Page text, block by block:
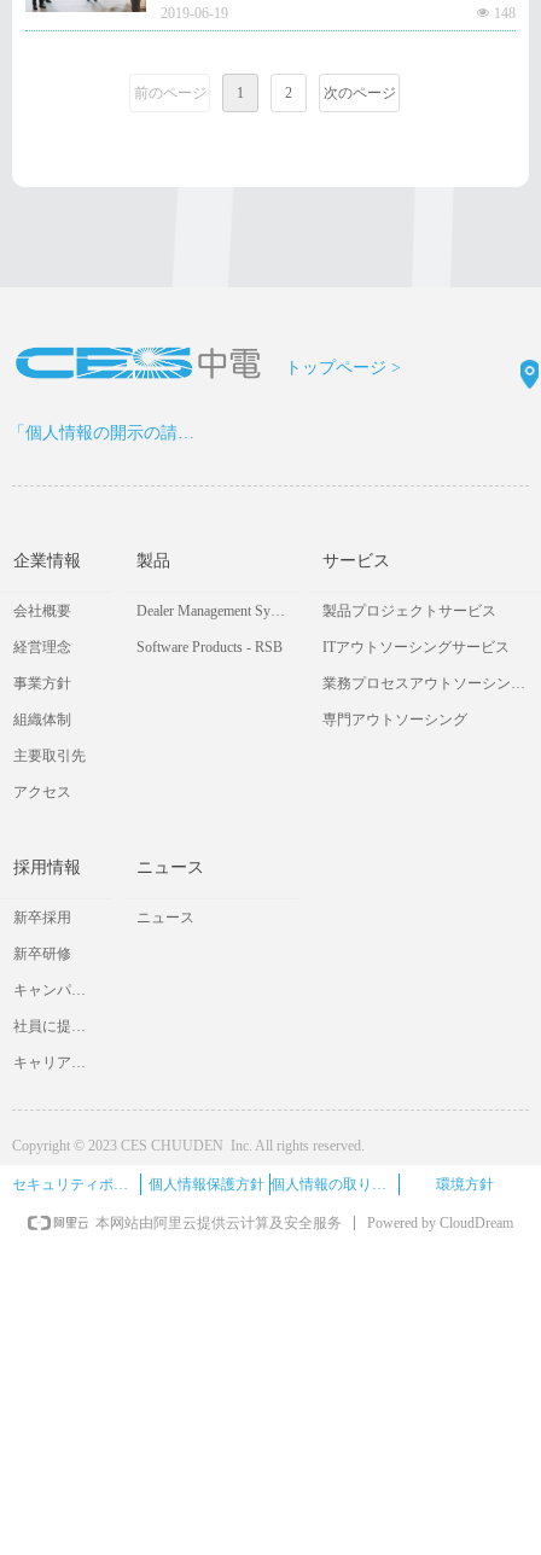
넶 148
2019-06-19
前のページ 1 2 次のページ
会社概要
経営理念
事業方針
組織体制
主要取引先
アクセス
企業情報
Dealer Management System
Software Products - RSB
製品
製品プロジェクトサービス
ITアウトソーシングサービス
業務プロセスアウトソーシングサービス
専門アウトソーシング
サービス
新卒採用
新卒研修
キャンパス交流会
社員に提供したいと考えていること
キャリア採用情報
採用情報
ニュース
ニュース
Copyright © 2023 CES CHUUDEN Inc. All rights reserved.
セキュリティポリシー 個人情報保護方針 個人情報の取り扱い 環境方針
トップページ >
「個人情報の開示の請求書」をDOWNLOAD >
本网站由阿里云提供云计算及安全服务 Powered by CloudDream